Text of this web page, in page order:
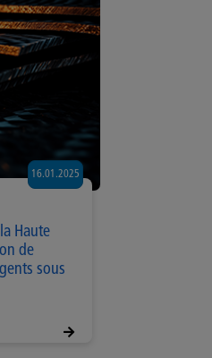
Haute
de
sous
16.01.2025